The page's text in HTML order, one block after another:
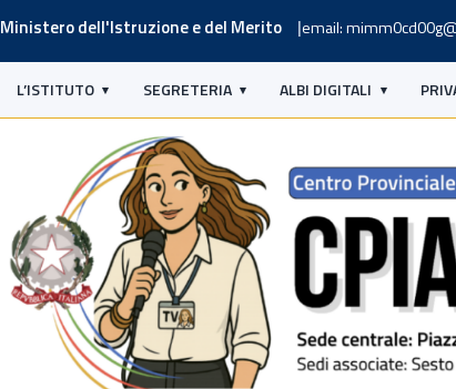
Ministero dell'Istruzione e del Merito email:
L’ISTITUTO SEGRETERIA ALBI DIGITALI